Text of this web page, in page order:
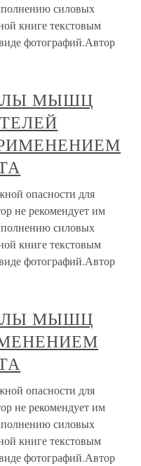
силовых
книге текстовым
фотографий.Автор
МЫШЦ
опасности для
не рекомендует им
силовых
книге текстовым
фотографий.Автор
МЫШЦ
опасности для
не рекомендует им
силовых
книге текстовым
фотографий.Автор